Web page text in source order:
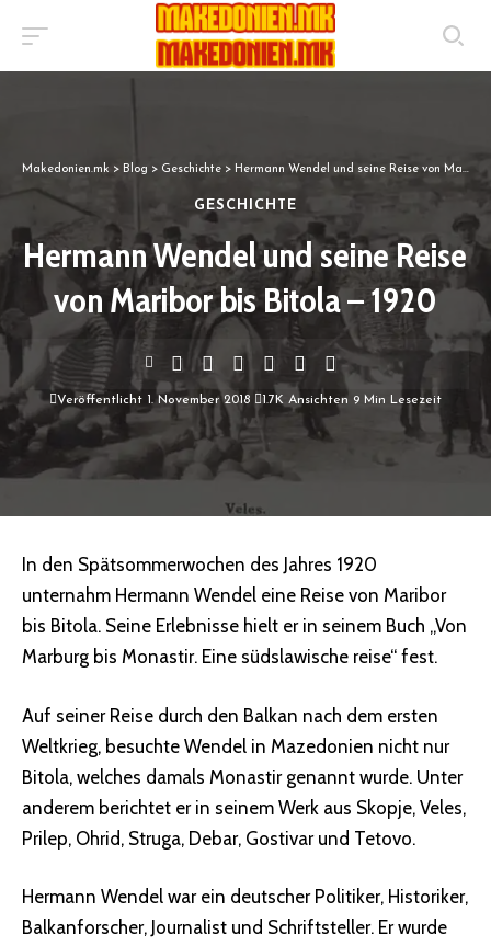
Makedonien.mk > Blog > Geschichte > Hermann Wendel und seine Reise von Maribor bis Bitola – 1920
GESCHICHTE
Hermann Wendel und seine Reise
von Maribor bis Bitola – 1920
Veröffentlicht 1. November 2018 1.7K Ansichten 9 Min Lesezeit
In den Spätsommerwochen des Jahres 1920
unternahm Hermann Wendel eine Reise von Maribor
bis Bitola. Seine Erlebnisse hielt er in seinem Buch „Von
Marburg bis Monastir. Eine südslawische reise“ fest.
Auf seiner Reise durch den Balkan nach dem ersten
Weltkrieg, besuchte Wendel in Mazedonien nicht nur
Bitola, welches damals Monastir genannt wurde. Unter
anderem berichtet er in seinem Werk aus Skopje, Veles,
Prilep, Ohrid, Struga, Debar, Gostivar und Tetovo.
Hermann Wendel war ein deutscher Politiker, Historiker,
Balkanforscher, Journalist und Schriftsteller. Er wurde